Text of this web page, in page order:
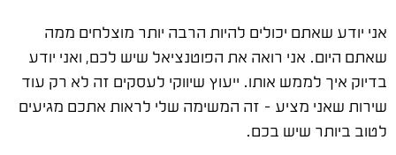
אני יודע שאתם יכולים להיות הרבה יותר מוצלחים ממה
שאתם היום. אני רואה את הפוטנציאל שיש לכם, ואני יודע
בדיוק איך לממש אותו. ייעוץ שיווקי לעסקים זה לא רק עוד
שירות שאני מציע – זה המשימה שלי לראות אתכם מגיעים
לטוב ביותר שיש בכם.